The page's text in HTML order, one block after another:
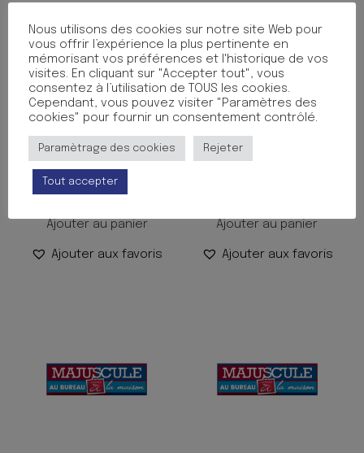
BUVARD 16X21 125G ASS
PQT 10
4.60
Ajouter au panier
Ajouter aux favoris
CAHIER 140P 21/29 SEYES
POLYPRO JAUNE
Ajouter au panier
Ajouter aux favoris
Nous utilisons des cookies sur notre site Web pour
vous offrir l’expérience la plus pertinente en
mémorisant vos préférences et l'historique de vos
visites. En cliquant sur "Accepter tout", vous
consentez à l’utilisation de TOUS les cookies.
Cependant, vous pouvez visiter "Paramètres des
cookies" pour fournir un consentement contrôlé.
Paramètrage des cookies Rejeter
Tout accepter